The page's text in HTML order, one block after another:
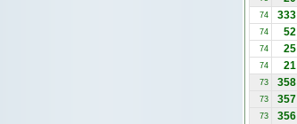
74 333
74 52
74 25
74 21
73 358
73 357
73 356